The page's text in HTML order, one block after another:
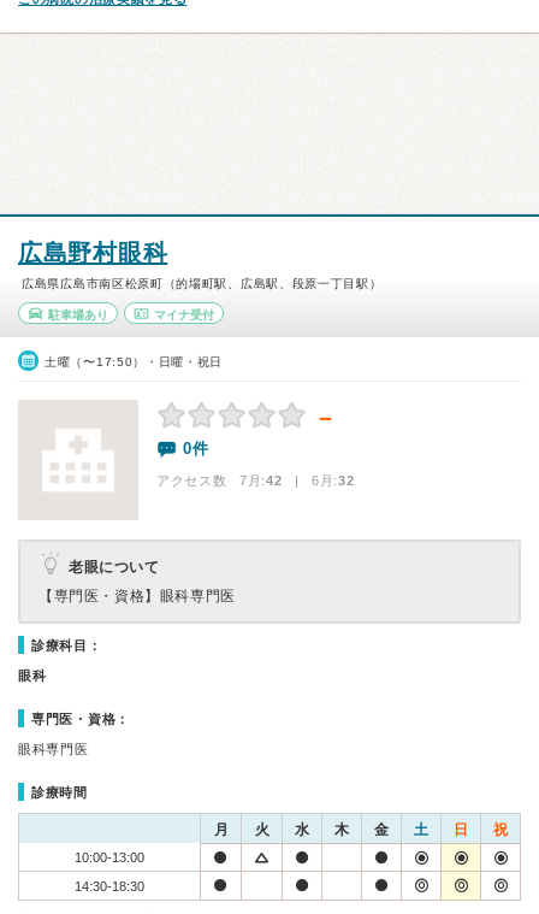
広島野村眼科
広島県広島市南区松原町（的場町駅、広島駅、段原一丁目駅）
駐車場あり マイナ受付
土曜（〜17:50）・日曜・祝日
－
0件
アクセス数 7月:42 | 6月:32
老眼について
【専門医・資格】 眼科専門医
診療科目：
眼科
専門医・資格：
眼科専門医
診療時間
月 火 水 木 金 土 日 祝
10:00-13:00
14:30-18:30